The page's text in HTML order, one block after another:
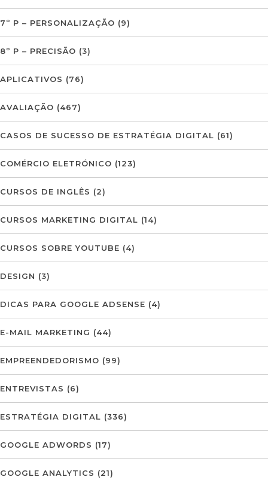
7º P – PERSONALIZAÇÃO (9)
8º P – PRECISÃO (3)
APLICATIVOS (76)
AVALIAÇÃO (467)
CASOS DE SUCESSO DE ESTRATÉGIA DIGITAL (61)
COMÉRCIO ELETRÓNICO (123)
CURSOS DE INGLÊS (2)
CURSOS MARKETING DIGITAL (14)
CURSOS SOBRE YOUTUBE (4)
DESIGN (3)
DICAS PARA GOOGLE ADSENSE (4)
E-MAIL MARKETING (44)
EMPREENDEDORISMO (99)
ENTREVISTAS (6)
ESTRATÉGIA DIGITAL (336)
GOOGLE ADWORDS (17)
GOOGLE ANALYTICS (21)